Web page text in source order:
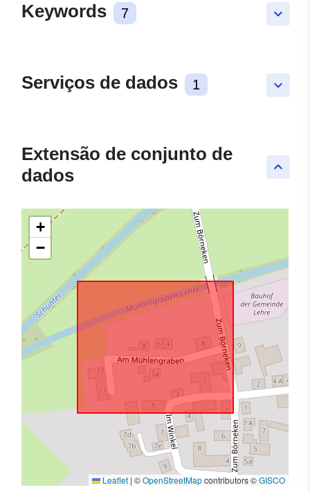
keyboard_arrow_down
Keywords 7
keyboard_arrow_down
Serviços de dados 1
keyboard_arrow_up
Extensão de conjunto de
dados
+
−
Leaflet | ©OpenStreetMapcontributors ©GISCO